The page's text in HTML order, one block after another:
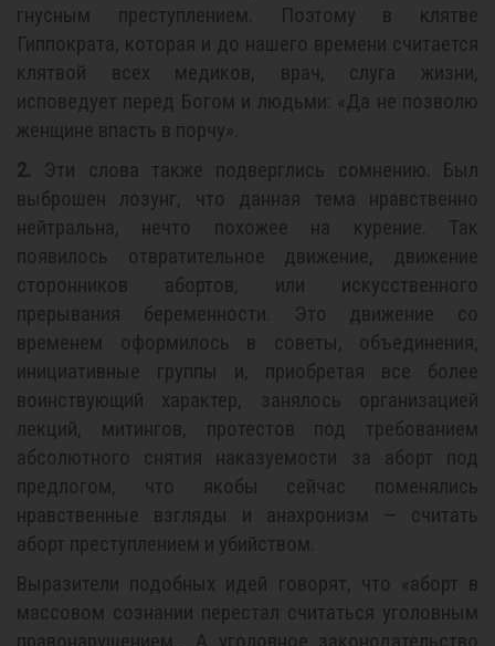
гнусным преступлением. Поэтому в клятве
Гиппократа, которая и до нашего времени считается
клятвой всех медиков, врач, слуга жизни,
исповедует перед Богом и людьми: «Да не позволю
женщине впасть в порчу».
2. Эти слова также подверглись сомнению. Был
выброшен лозунг, что данная тема нравственно
нейтральна, нечто похожее на курение. Так
появилось отвратительное движение, движение
сторонников абортов, или искусственного
прерывания беременности. Это движение со
временем оформилось в советы, объединения,
инициативные группы и, приобретая все более
воинствующий характер, занялось организацией
лекций, митингов, протестов под требованием
абсолютного снятия наказуемости за аборт под
предлогом, что якобы сейчас поменялись
нравственные взгляды и анахронизм — считать
аборт преступлением и убийством.
Выразители подобных идей говорят, что «аборт в
массовом сознании перестал считаться уголовным